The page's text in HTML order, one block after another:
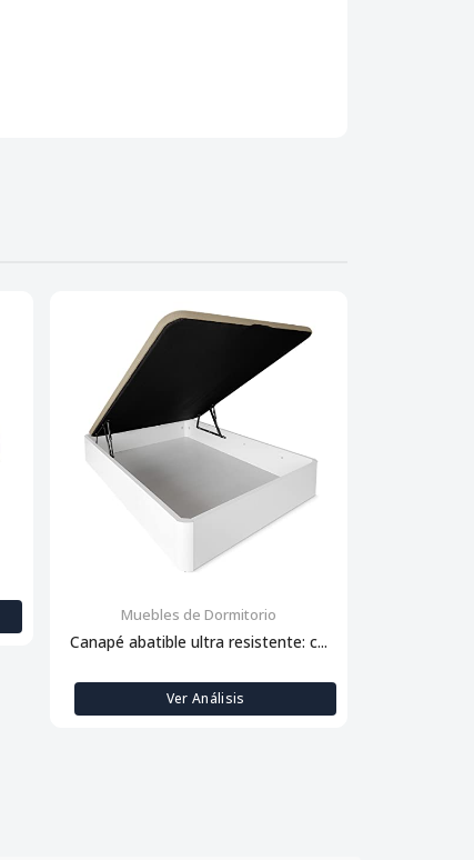
Muebles de Dormitorio
Canapé abatible ultra resistente: c...
Ver Análisis